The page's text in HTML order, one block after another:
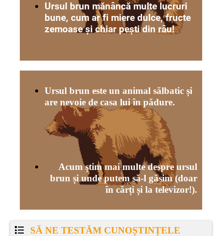
Ursul brun mănâncă multe lucruri
bune, cum ar fi miere dulce, fructe
zemoase și chiar pești din râu!
Ursul brun este un animal sălbatic și
are nevoie de casa lui în pădure.
Acum știm mai multe despre ursul
brun și unde putem să-l găsim (doar
în cărți și la televizor!).
SĂ NE TESTĂM CUNOȘTINȚELE